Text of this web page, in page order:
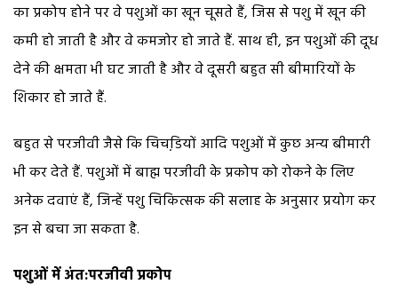
का प्रकोप होने पर वे पशुओं का खून चूसते हैं, जिस से पशु में खून की
कमी हो जाती है और वे कमजोर हो जाते हैं. साथ ही, इन पशुओं की दूध
देने की क्षमता भी घट जाती है और वे दूसरी बहुत सी बीमारियों के
शिकार हो जाते हैं.
बहुत से परजीवी जैसे कि चिचडि़यों आदि पशुओं में कुछ अन्य बीमारी
भी कर देते हैं. पशुओं में बाह्म परजीवी के प्रकोप को रोकने के लिए
अनेक दवाएं हैं, जिन्हें पशु चिकित्सक की सलाह के अनुसार प्रयोग कर
इन से बचा जा सकता है.
पशुओं में अंत:परजीवी प्रकोप